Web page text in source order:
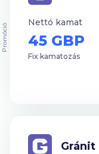
Nettó kamat
45 GBP
Fix kamatozás
Promóció
Gránit